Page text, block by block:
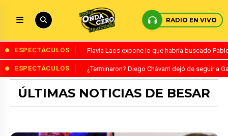
RADIO EN VIVO
ESPECTÁCULOS Flavia Laos expone lo que habría buscado
ESPECTÁCULOS ¿Terminaron? Diego Chávarri dejó de seguir a
ÚLTIMAS NOTICIAS DE BESAR